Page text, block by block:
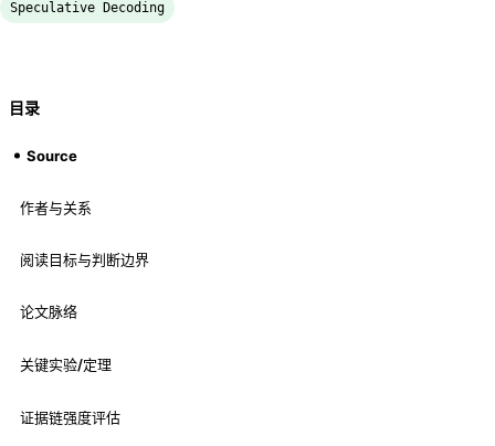
Speculative Decoding
目录
Source
作者与关系
阅读目标与判断边界
论文脉络
关键实验/定理
证据链强度评估